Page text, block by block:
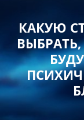
КАКУЮ
ВЫБРАТЬ,